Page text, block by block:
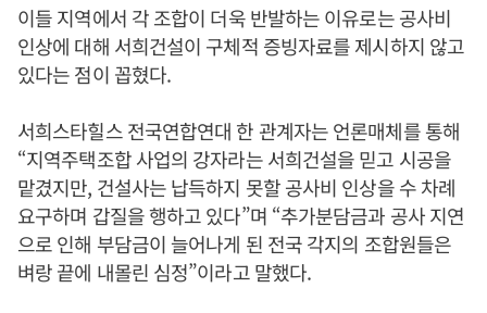
이들 지역에서 각 조합이 더욱 반발하는 이유로는 공사비
인상에 대해 서희건설이 구체적 증빙자료를 제시하지 않고
있다는 점이 꼽혔다.
서희스타힐스 전국연합연대 한 관계자는 언론매체를 통해
“지역주택조합 사업의 강자라는 서희건설을 믿고 시공을
맡겼지만, 건설사는 납득하지 못할 공사비 인상을 수 차례
요구하며 갑질을 행하고 있다”며 “추가분담금과 공사 지연
으로 인해 부담금이 늘어나게 된 전국 각지의 조합원들은
벼랑 끝에 내몰린 심정”이라고 말했다.